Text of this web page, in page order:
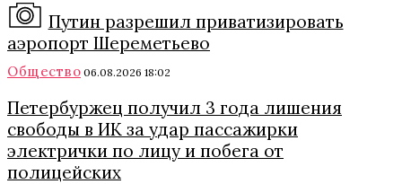
Путин разрешил приватизировать
аэропорт Шереметьево
Общество 06.08.2026 18:02
Петербуржец получил 3 года лишения
свободы в ИК за удар пассажирки
электрички по лицу и побега от
полицейских